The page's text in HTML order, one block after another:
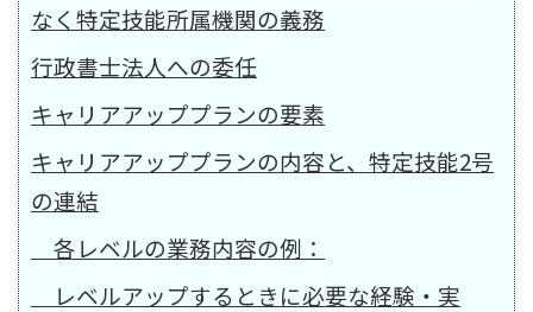
なく特定技能所属機関の義務
行政書士法人への委任
キャリアアッププランの要素
キャリアアッププランの内容と、特定技能2号
の連結
各レベルの業務内容の例：
レベルアップするときに必要な経験・実